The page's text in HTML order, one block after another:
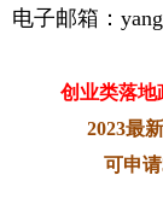
电子邮箱：
创业类落地
2023最
可申